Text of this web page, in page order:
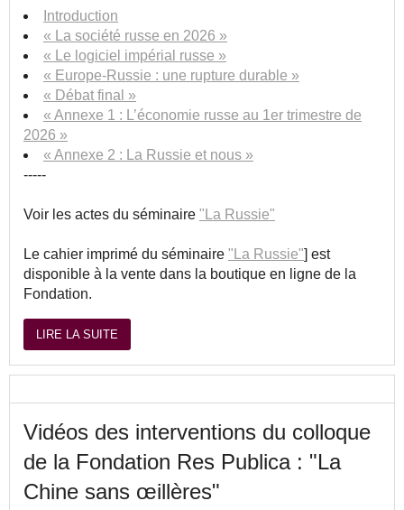
Introduction
« La société russe en 2026 »
« Le logiciel impérial russe »
« Europe-Russie : une rupture durable »
« Débat final »
« Annexe 1 : L’économie russe au 1er trimestre de
2026 »
« Annexe 2 : La Russie et nous »
-----
Voir les actes du séminaire "La Russie"
Le cahier imprimé du séminaire "La Russie"] est
disponible à la vente dans la boutique en ligne de la
Fondation.
LIRE LA SUITE
Vidéos des interventions du colloque
de la Fondation Res Publica : "La
Chine sans œillères"